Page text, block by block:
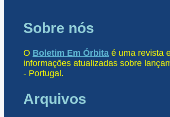
Sobre nós
O Boletim Em Órbita é uma revista
informações atualizadas sobre
- Portugal.
Arquivos